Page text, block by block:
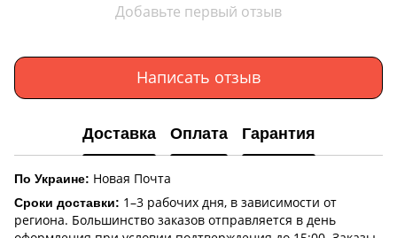
Добавьте первый отзыв
Написать отзыв
Доставка Оплата Гарантия
По Украине: Новая Почта
Сроки доставки: 1–3 рабочих дня, в зависимости от
региона. Большинство заказов отправляется в день